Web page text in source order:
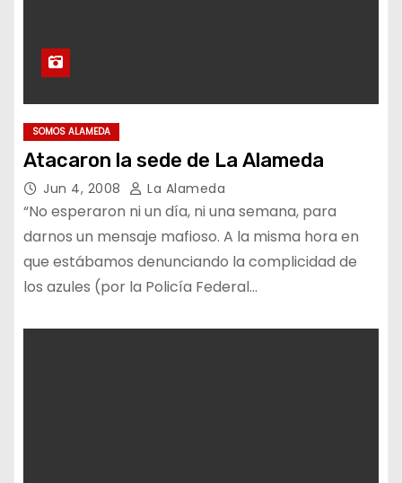
SOMOS ALAMEDA
Atacaron la sede de La Alameda
Jun 4, 2008 La Alameda
“No esperaron ni un día, ni una semana, para
darnos un mensaje mafioso. A la misma hora en
que estábamos denunciando la complicidad de
los azules (por la Policía Federal…